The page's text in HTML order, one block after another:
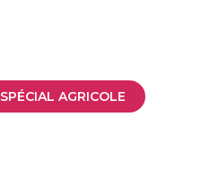
SPÉCIAL AGRICOLE